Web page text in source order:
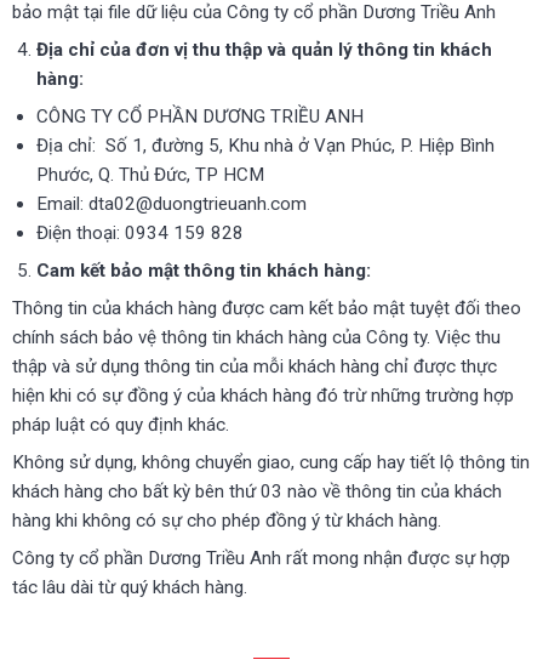
bảo mật tại file dữ liệu của Công ty cổ phần Dương Triều Anh
Địa chỉ của đơn vị thu thập và quản lý thông tin khách
hàng:
CÔNG TY CỔ PHẦN DƯƠNG TRIỀU ANH
Địa chỉ: Số 1, đường 5, Khu nhà ở Vạn Phúc, P. Hiệp Bình
Phước, Q. Thủ Đức, TP HCM
Email: dta02@duongtrieuanh.com
Điện thoại: 0934 159 828
Cam kết bảo mật thông tin khách hàng:
Thông tin của khách hàng được cam kết bảo mật tuyệt đối theo
chính sách bảo vệ thông tin khách hàng của Công ty. Việc thu
thập và sử dụng thông tin của mỗi khách hàng chỉ được thực
hiện khi có sự đồng ý của khách hàng đó trừ những trường hợp
pháp luật có quy định khác.
Không sử dụng, không chuyển giao, cung cấp hay tiết lộ thông tin
khách hàng cho bất kỳ bên thứ 03 nào về thông tin của khách
hàng khi không có sự cho phép đồng ý từ khách hàng.
Công ty cổ phần Dương Triều Anh rất mong nhận được sự hợp
tác lâu dài từ quý khách hàng.